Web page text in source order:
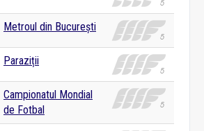
Metroul din București
Paraziții
Campionatul Mondial
de Fotbal